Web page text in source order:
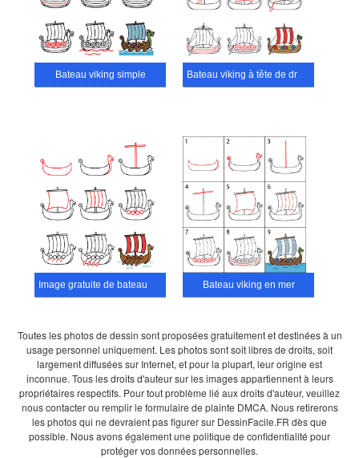
Bateau viking simple Bateau viking à tête de dragon
Image gratuite de bateau viking Bateau viking en mer
Toutes les photos de dessin sont proposées gratuitement et destinées à un
usage personnel uniquement. Les photos sont soit libres de droits, soit
largement diffusées sur Internet, et pour la plupart, leur origine est
inconnue. Tous les droits d'auteur sur les images appartiennent à leurs
propriétaires respectifs. Pour tout problème lié aux droits d'auteur, veuillez
nous contacter ou remplir le formulaire de plainte DMCA. Nous retirerons
les photos qui ne devraient pas figurer sur DessinFacile.FR dès que
possible. Nous avons également une politique de confidentialité pour
protéger vos données personnelles.